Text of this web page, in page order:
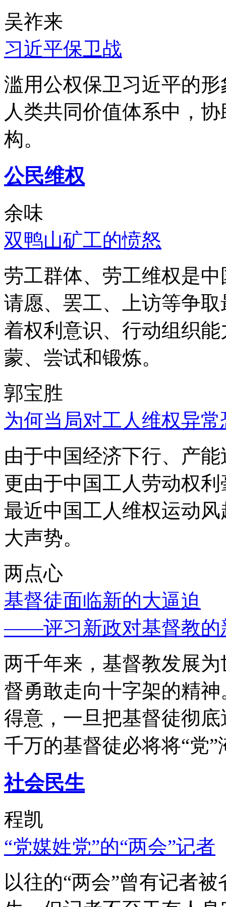
吴祚来
习近平保卫战
滥用公权保卫习近平的
人类共同价值体系中，
构。
公民维权
余味
双鸭山矿工的愤怒
劳工群体、劳工维权是
请愿、罢工、上访等争
着权利意识、行动组织
蒙、尝试和锻炼。
郭宝胜
为何当局对工人维权异
由于中国经济下行、产
更由于中国工人劳动权
最近中国工人维权运动
大声势。
两点心
基督徒面临新的大逼迫
——评习新政对基督教的
两千年来，基督教发展
督勇敢走向十字架的精
得意，一旦把基督徒彻
千万的基督徒必将将“党”
社会民生
程凯
“党媒姓党”的“两会”记者
以往的“两会”曾有记者